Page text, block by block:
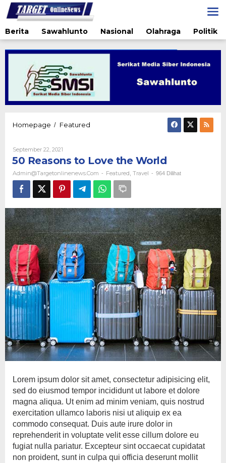
Lewati
ke
konten
Berita
Sawahlunto Nasional Olahraga Politik
Homepage / Featured
the
World
September 22, 2021
Admin@targetonlinenews.com
50 Reasons to Love the World
Admin@targetonlinenews.com - Featured Travel - 964 Dilihat
Lorem ipsum dolor sit amet, consectetur adipisicing elit,
sed do eiusmod tempor incididunt ut labore et dolore
magna aliqua. Ut enim ad minim veniam, quis nostrud
exercitation ullamco laboris nisi ut aliquip ex ea
commodo consequat. Duis aute irure dolor in
reprehenderit in voluptate velit esse cillum dolore eu
fugiat nulla pariatur. Excepteur sint occaecat cupidatat
non proident, sunt in culpa qui officia deserunt mollit